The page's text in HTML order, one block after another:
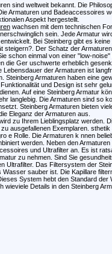
sind weltweit bekannt. Die
Armaturen und Badeaccessoires
Aspekt hergestellt.
wachsen mit dem technischen
sein. Jede Armatur
Bei Steinberg gibt es
steigern?. Der Schatz der
schon einmal von einer "low-
die Ger uschwerte erheblich
Lebensdauer der Armaturen ist
Steinberg Armaturen haben eine
und Design ist sehr
Auf eine Steinberg Armatur
langlebig. Die Armaturen sind so
Steinberg Armaturen bieten
Eleganz der Armaturen aus.
zu Ihrem Lieblingsplatz werden.
ausgefallenen Exemplaren. sthetik
e Rolle. Die Armaturen k nnen
werden. Neben den Armaturen
und Ultrafilter an. Es ist
zu nehmen. Sind Sie
Ultrafilter. Das Filtersystem der
sauber ist. Die Kapillare
System hebt den Standard der
Details in den Steinberg